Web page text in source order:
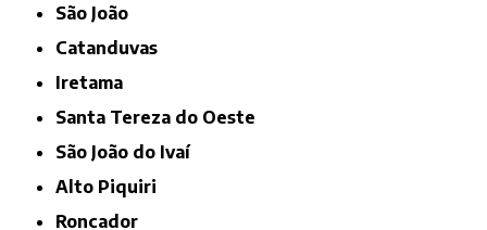
São João
Catanduvas
Iretama
Santa Tereza do Oeste
São João do Ivaí
Alto Piquiri
Roncador